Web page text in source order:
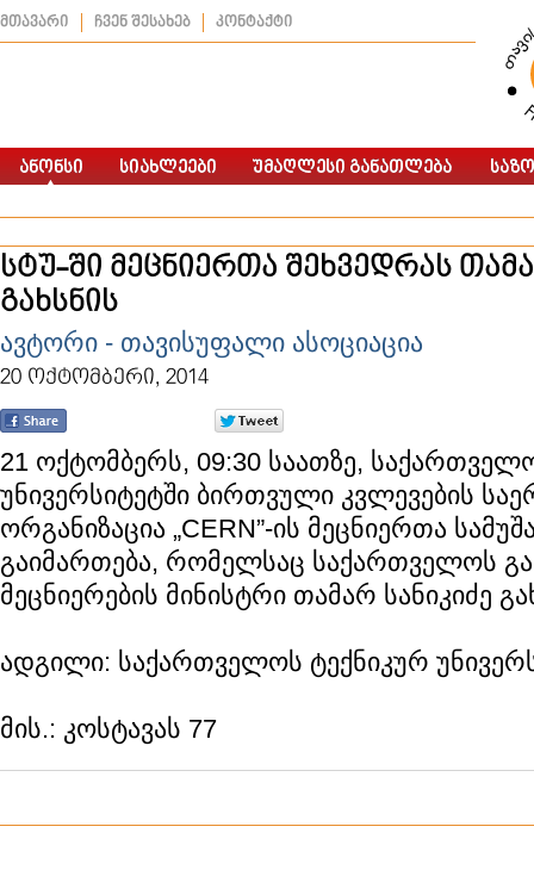
მთავარი ჩვენ შესახებ კონტაქტი
სტუ-ში მეცნიერთა შეხვედრას
გახსნის
ავტორი - თავისუფალი ასოციაცია
20 ოქტომბერი, 2014
21 ოქტომბერს, 09:30 საათზე,
უნივერსიტეტში ბირთვული კვლევების
ორგანიზაცია „CERN”-ის მეცნიერთა
გაიმართება, რომელსაც საქართველოს
მეცნიერების მინისტრი თამარ სანიკიძე
ადგილი: საქართველოს ტექნიკურ
მის.: კოსტავას 77